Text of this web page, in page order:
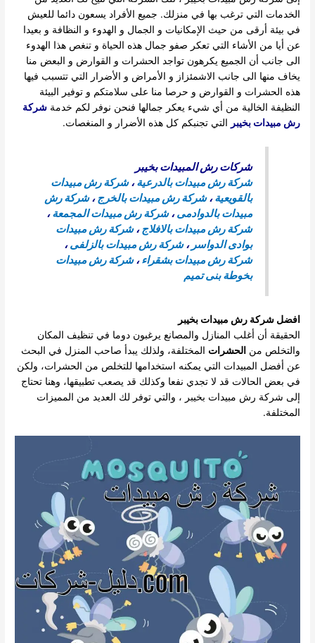
الخدمات التي ترغب بها في منزلك. جميع الأفراد يسعون دائما للعيش
في بيئة أرقى من حيث الإمكانيات و الجمال و الهدوء و النظافة و بعيدا
عن أيا من الأشاء التي تعكر صفو جمال هذه الحياة و تنغص هذا الهدوء
الى جانب أن الجميع يكرهون تواجد الحشرات و القوارض و البعض منا
يخاف منها الى جانب الاشمئزاز و الأمراض و الأضرار التي تتسبب فيها
هذه الحشرات و القوارض و حرصا منا على سلامتكم و توفير البيئة
النظيفة الخالية من أي شيء يعكر جمالها فنحن نوفر لكم خدمةشركة
رش مبيدات بخيبر التي تجنبكم كل هذه الأضرار و المنغصات.
شركات رش المبيدات بخيبر
شركة رش مبيدات بالدرعية،شركة رش مبيدات
بالقويعية،شركة رش مبيدات بالخرج،شركة رش
مبيدات بالدوادمى،شركة رش مبيدات المجمعة،
شركة رش مبيدات بالافلاج،شركة رش مبيدات
بوادى الدواسر ،شركة رش مبيدات بالزلفى،
شركة رش مبيدات بشقراء،شركة رش مبيدات
بخوطة بنى تميم
افضلشركة رش مبيدات بخيبر
الحقيقة أن أغلب المنازل والمصانع يرغبون دوما في تنظيف المكان
والتخلص من الحشرات المختلفة، ولذلك يبدأ صاحب المنزل في البحث
عن أفضل المبيدات التي يمكنه استخدامها للتخلص من الحشرات، ولكن
في بعض الحالات قد لا تجدي نفعا وكذلك قد يصعب تطبيقها، وهنا تحتاج
إلى شركة رش مبيدات بخيبر ، والتي توفر لك العديد من المميزات
المختلفة.